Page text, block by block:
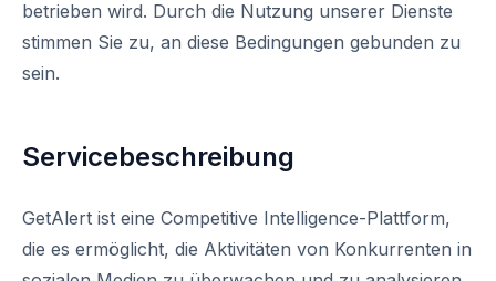
betrieben wird. Durch die Nutzung unserer Dienste
stimmen Sie zu, an diese Bedingungen gebunden zu
sein.
Servicebeschreibung
GetAlert ist eine Competitive Intelligence-Plattform,
die es ermöglicht, die Aktivitäten von Konkurrenten in